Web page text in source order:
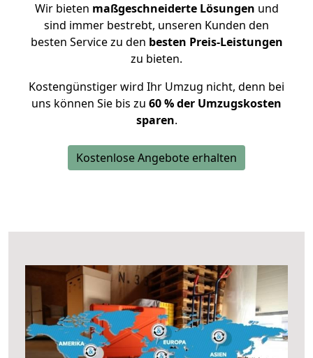
Wir bieten maßgeschneiderte Lösungen und
sind immer bestrebt, unseren Kunden den
besten Service zu den besten Preis-Leistungen
zu bieten.
Kostengünstiger wird Ihr Umzug nicht, denn bei
uns können Sie bis zu 60 % der Umzugskosten
sparen.
Kostenlose Angebote erhalten